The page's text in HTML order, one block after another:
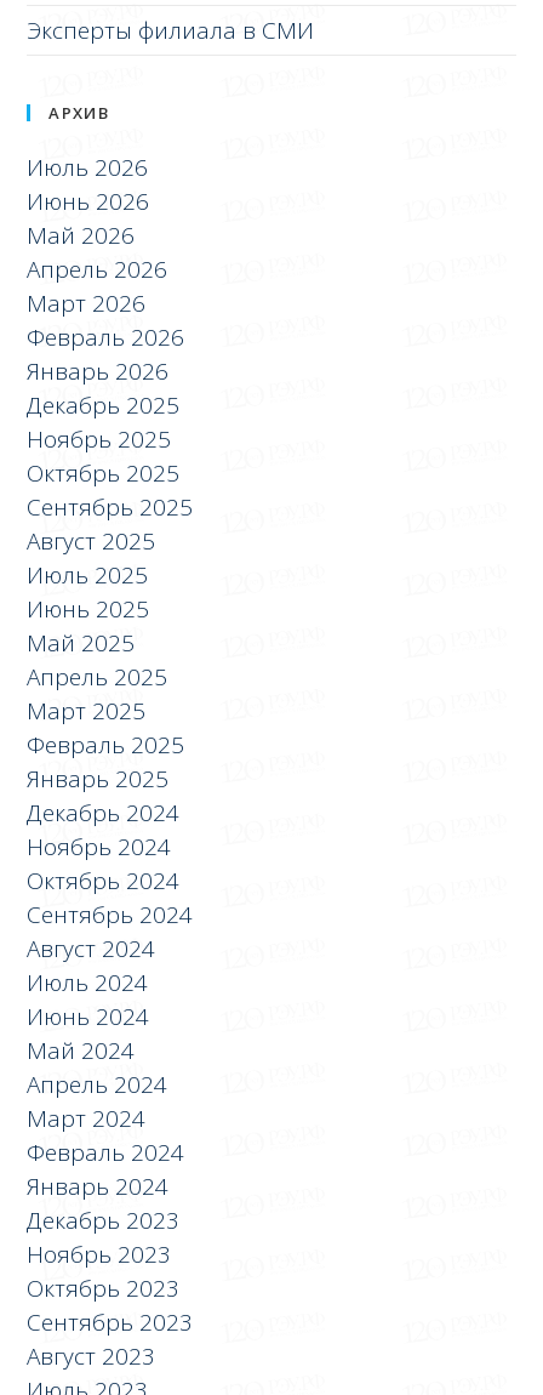
Эксперты филиала в СМИ
АРХИВ
Июль 2026
Июнь 2026
Май 2026
Апрель 2026
Март 2026
Февраль 2026
Январь 2026
Декабрь 2025
Ноябрь 2025
Октябрь 2025
Сентябрь 2025
Август 2025
Июль 2025
Июнь 2025
Май 2025
Апрель 2025
Март 2025
Февраль 2025
Январь 2025
Декабрь 2024
Ноябрь 2024
Октябрь 2024
Сентябрь 2024
Август 2024
Июль 2024
Июнь 2024
Май 2024
Апрель 2024
Март 2024
Февраль 2024
Январь 2024
Декабрь 2023
Ноябрь 2023
Октябрь 2023
Сентябрь 2023
Август 2023